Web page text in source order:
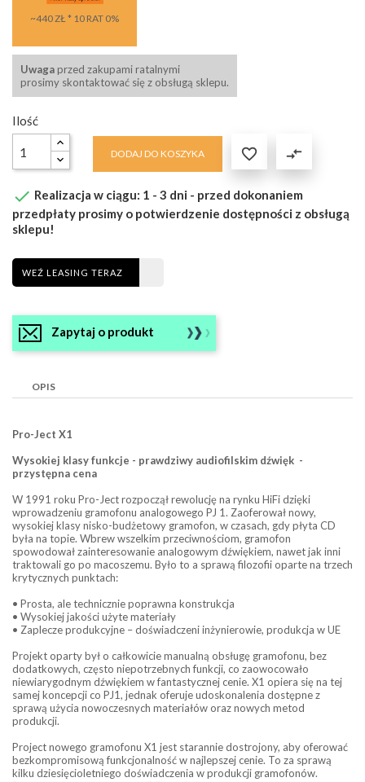
~440 ZŁ * 10 RAT 0%
Uwaga przed zakupami ratalnymi
prosimy skontaktować się z obsługą sklepu.
Ilość
DODAJ DO KOSZYKA  compare_arrows
 Realizacja w ciągu: 1 - 3 dni - przed dokonaniem
przedpłaty prosimy o potwierdzenie dostępności z obsługą
sklepu!
WEŹ LEASING TERAZ
Zapytaj o produkt
OPIS
Pro-Ject X1
Wysokiej klasy funkcje - prawdziwy audiofilskim dźwięk -
przystępna cena
W 1991 roku Pro-Ject rozpoczął rewolucję na rynku HiFi dzięki
wprowadzeniu gramofonu analogowego PJ 1. Zaoferował nowy,
wysokiej klasy nisko-budżetowy gramofon, w czasach, gdy płyta CD
była na topie. Wbrew wszelkim przeciwnościom, gramofon
spowodował zainteresowanie analogowym dźwiękiem, nawet jak inni
traktowali go po macoszemu. Było to a sprawą filozofii oparte na trzech
krytycznych punktach:
• Prosta, ale technicznie poprawna konstrukcja
• Wysokiej jakości użyte materiały
• Zaplecze produkcyjne – doświadczeni inżynierowie, produkcja w UE
Projekt oparty był o całkowicie manualną obsługę gramofonu, bez
dodatkowych, często niepotrzebnych funkcji, co zaowocowało
niewiarygodnym dźwiękiem w fantastycznej cenie. X1 opiera się na tej
samej koncepcji co PJ1, jednak oferuje udoskonalenia dostępne z
sprawą użycia nowoczesnych materiałów oraz nowych metod
produkcji.
Project nowego gramofonu X1 jest starannie dostrojony, aby oferować
bezkompromisową funkcjonalność w najlepszej cenie. To za sprawą
kilku dziesięcioletniego doświadczenia w produkcji gramofonów.